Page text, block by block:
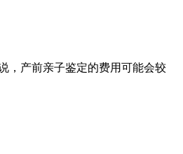
，产前亲子鉴定的费用可能会较